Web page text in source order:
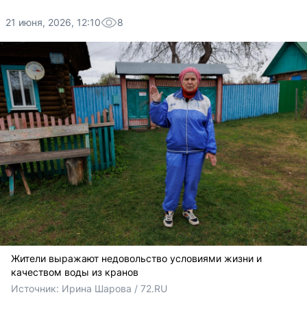
21 июня, 2026, 12:10 8
Жители выражают недовольство условиями жизни и
качеством воды из кранов
Источник: Ирина Шарова / 72.RU